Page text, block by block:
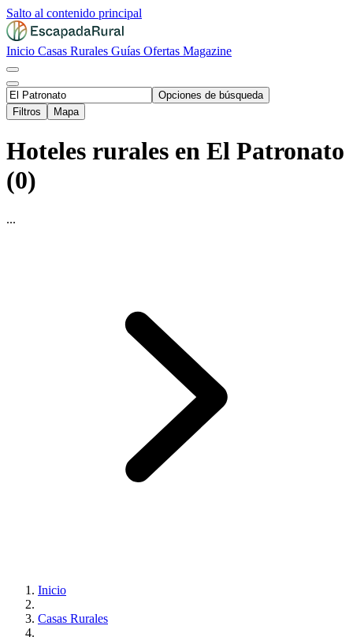
Salto al contenido principal
Inicio Casas Rurales Guías Ofertas Magazine
Opciones de búsqueda
Filtros
Mapa
Hoteles rurales en El Patronato
(0)
...
Inicio
Casas Rurales